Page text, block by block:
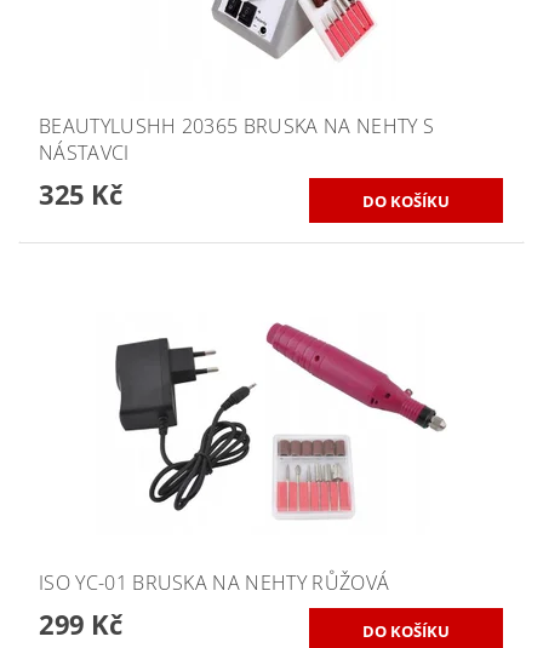
BEAUTYLUSHH 20365 BRUSKA NA NEHTY S
NÁSTAVCI
325 Kč
ISO YC-01 BRUSKA NA NEHTY RŮŽOVÁ
299 Kč